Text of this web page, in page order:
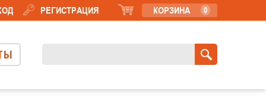
КОРЗИНА 0
РЕГИСТРАЦИЯ